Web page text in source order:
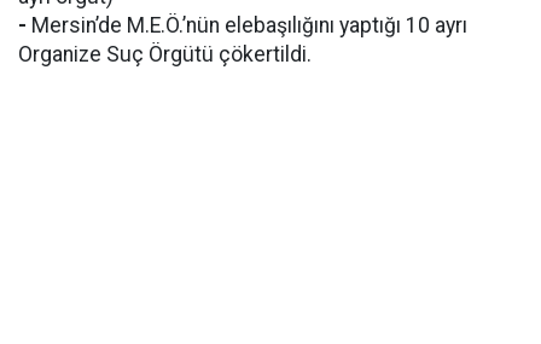
- Mersin’de M.E.Ö.’nün elebaşılığını yaptığı 10 ayrı
Organize Suç Örgütü çökertildi.